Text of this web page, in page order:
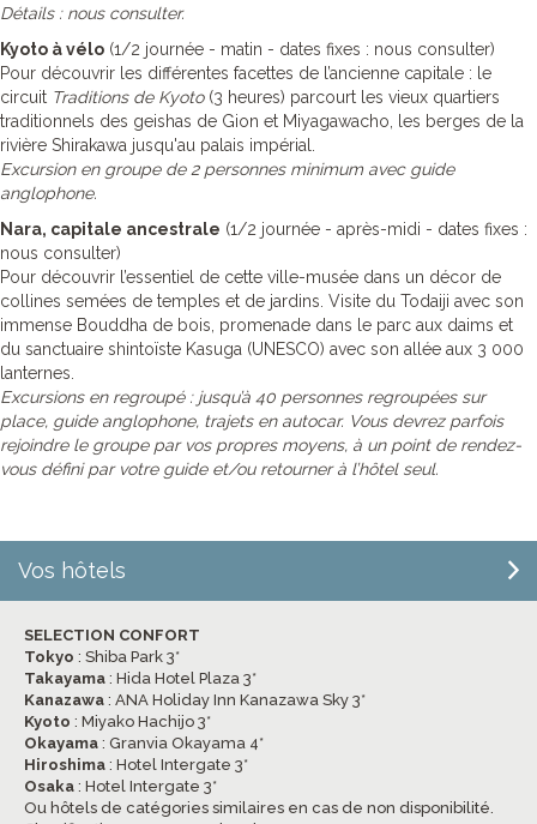
Détails : nous consulter.
Kyoto à vélo (1/2 journée - matin - dates fixes : nous consulter)
Pour découvrir les différentes facettes de l’ancienne capitale : le
circuit Traditions de Kyoto(3 heures) parcourt les vieux quartiers
traditionnels des geishas de Gion et Miyagawacho, les berges de la
rivière Shirakawa jusqu'au palais impérial.
Excursion en groupe de 2 personnes minimum avec guide
anglophone.
Nara, capitale ancestrale (1/2 journée - après-midi - dates fixes :
nous consulter)
Pour découvrir l’essentiel de cette ville-musée dans un décor de
collines semées de temples et de jardins. Visite du Todaiji avec son
immense Bouddha de bois, promenade dans le parc aux daims et
du sanctuaire shintoïste Kasuga (UNESCO) avec son allée aux 3 000
lanternes.
Excursions en regroupé : jusqu’à 40 personnes regroupées sur
place, guide anglophone, trajets en autocar. Vous devrez parfois
rejoindre le groupe par vos propres moyens, à un point de rendez-
vous défini par votre guide et/ou retourner à l’hôtel seul.
Vos hôtels
SELECTION CONFORT
Tokyo : Shiba Park 3*
Takayama : Hida Hotel Plaza 3*
Kanazawa : ANA Holiday Inn Kanazawa Sky 3*
Kyoto : Miyako Hachijo 3*
Okayama : Granvia Okayama 4*
Hiroshima : Hotel Intergate 3*
Osaka : Hotel Intergate 3*
Ou hôtels de catégories similaires en cas de non disponibilité.